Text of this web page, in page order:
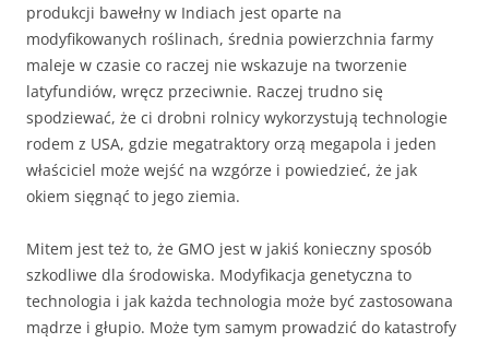
produkcji bawełny w Indiach jest oparte na
modyfikowanych roślinach, średnia powierzchnia farmy
maleje w czasie co raczej nie wskazuje na tworzenie
latyfundiów, wręcz przeciwnie. Raczej trudno się
spodziewać, że ci drobni rolnicy wykorzystują technologie
rodem z USA, gdzie megatraktory orzą megapola i jeden
właściciel może wejść na wzgórze i powiedzieć, że jak
okiem sięgnąć to jego ziemia.
Mitem jest też to, że GMO jest w jakiś konieczny sposób
szkodliwe dla środowiska. Modyfikacja genetyczna to
technologia i jak każda technologia może być zastosowana
mądrze i głupio. Może tym samym prowadzić do katastrofy